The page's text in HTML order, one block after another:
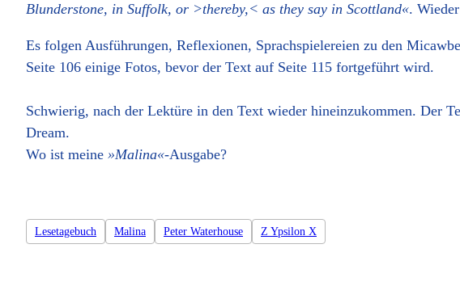
Blunderstone, in Suffolk, or >thereby,< as they say in Scottland«.
Es folgen Ausführungen, Reflexionen, Sprachspielereien zu den
Seite 106 einige Fotos, bevor der Text auf Seite 115 fortgeführt wird.
Schwierig, nach der Lektüre in den Text wieder hineinzukommen. Der
Dream.
Wo ist meine »Malina«-Ausgabe?
Lesetagebuch Malina Peter Waterhouse Z Ypsilon X